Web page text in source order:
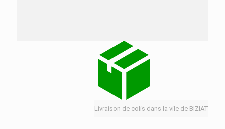
Livraison de colis dans la vile de BIZIAT